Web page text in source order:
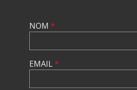
NOM *
EMAIL*